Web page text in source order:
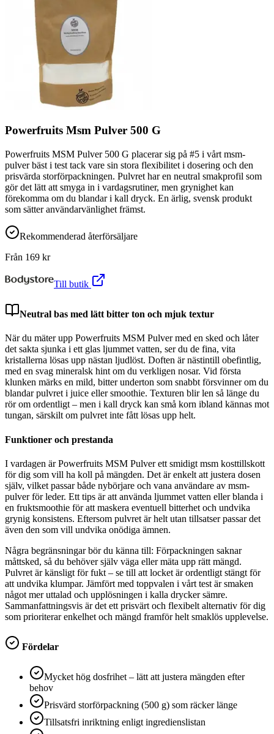
Powerfruits Msm Pulver 500 G
Powerfruits MSM Pulver 500 G placerar sig på #5 i vårt msm-
pulver bäst i test tack vare sin stora flexibilitet i dosering och den
prisvärda storförpackningen. Pulvret har en neutral smakprofil som
gör det lätt att smyga in i vardagsrutiner, men grynighet kan
förekomma om du blandar i kall dryck. En ärlig, svensk produkt
som sätter användarvänlighet främst.
Rekommenderad återförsäljare
Från 169 kr
Till butik
Neutral bas med lätt bitter ton och mjuk textur
När du mäter upp Powerfruits MSM Pulver med en sked och låter
det sakta sjunka i ett glas ljummet vatten, ser du de fina, vita
kristallerna lösas upp nästan ljudlöst. Doften är nästintill obefintlig,
med en svag mineralsk hint om du verkligen nosar. Vid första
klunken märks en mild, bitter underton som snabbt försvinner om du
blandar pulvret i juice eller smoothie. Texturen blir len så länge du
rör om ordentligt – men i kall dryck kan små korn ibland kännas mot
tungan, särskilt om pulvret inte fått lösas upp helt.
Funktioner och prestanda
I vardagen är Powerfruits MSM Pulver ett smidigt msm kosttillskott
för dig som vill ha koll på mängden. Det är enkelt att justera dosen
själv, vilket passar både nybörjare och vana användare av msm-
pulver för leder. Ett tips är att använda ljummet vatten eller blanda i
en fruktsmoothie för att maskera eventuell bitterhet och undvika
grynig konsistens. Eftersom pulvret är helt utan tillsatser passar det
även den som vill undvika onödiga ämnen.
Några begränsningar bör du känna till: Förpackningen saknar
måttsked, så du behöver själv väga eller mäta upp rätt mängd.
Pulvret är känsligt för fukt – se till att locket är ordentligt stängt för
att undvika klumpar. Jämfört med toppvalen i vårt test är smaken
något mer uttalad och upplösningen i kalla drycker sämre.
Sammanfattningsvis är det ett prisvärt och flexibelt alternativ för dig
som prioriterar enkelhet och mängd framför helt smaklös upplevelse.
Fördelar
Mycket hög dosfrihet – lätt att justera mängden efter
behov
Prisvärd storförpackning (500 g) som räcker länge
Tillsatsfri inriktning enligt ingredienslistan